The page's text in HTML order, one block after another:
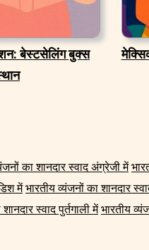
बेस्टसेलिंग बुक्स
का शानदार स्वाद अंग्रेजी में
में भारतीय व्यंजनों का शानदार
स्वाद पुर्तगाली में भारतीय